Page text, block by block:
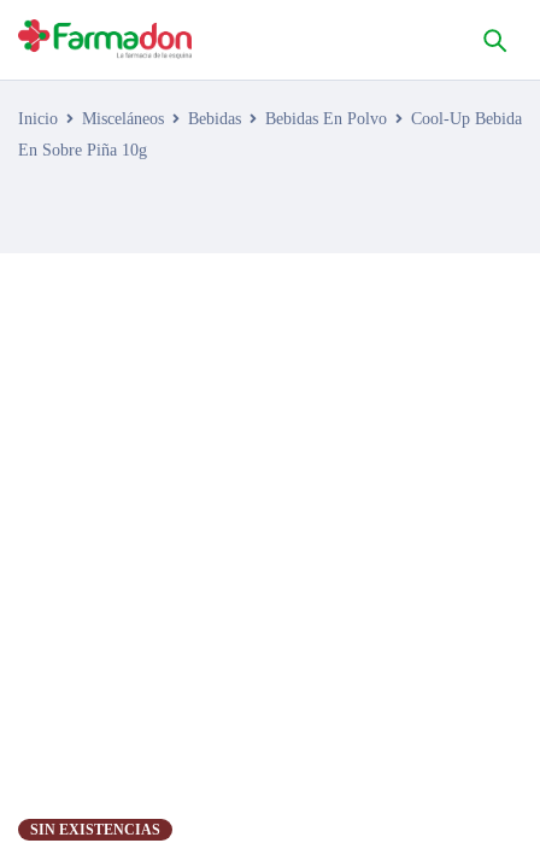
Inicio Misceláneos Bebidas Bebidas En Polvo
Cool-Up Bebida
En Sobre Piña 10g
SIN EXISTENCIAS